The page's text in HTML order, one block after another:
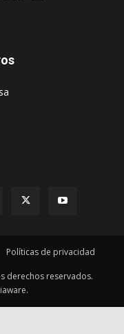
Políticas de privacidad
derechos reservados.